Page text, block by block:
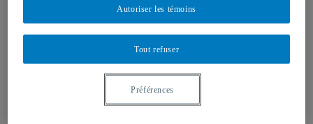
Activités cliniques
Regroupements de recherche
Publications
Mémoires de maîtrise
Tout refuser
Autoriser les témoins
Préférences